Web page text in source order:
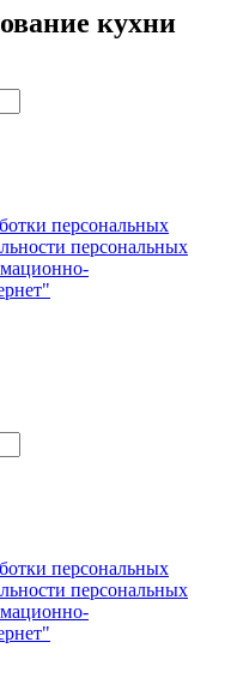
кухни
персональных
персональных
персональных
персональных